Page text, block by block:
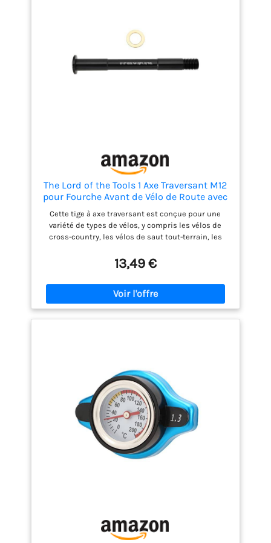
directement après un
court réglage des freins et
remplacement eux-mêmes. 【Durabilité et
stabilité】 La conception de la bande de roulement
épaissie offre une excellente résistance à l'abrasion
et à la perforation, garantissant une conduite sûre
The Lord of the Tools 1 Axe Traversant M12
pour Fourche Avant de Vélo de Route avec
Rondelle pour Vélos Tout-Terrain Vélos de
Descente Vélos de Freeride Vélos de
Gravier 1,5x12x120 Mm
Cette tige à axe traversant est conçue pour une
variété de types de vélos, y compris les vélos de
cross-country, les vélos de saut tout-terrain, les
gravier, les vélos semi-rigides et les vélos de
montagne, garantissant une connexion stable de la
fourche avant dans divers scénarios de conduite. La
taille est de 1,5 x 12 x 120 mm, ce qui permet une
connexion stable et fiable, réduisant ainsi le risque
de desserrage et de tremblement. Veuillez vérifier
en réduisant le bruit et l'usure causés par un jeu
excessif. Vous pouvez l'ajuster vous-même pour voir
si la cale est installée. Doté d'une excellente
résistance et durabilité, il peut résister aux chocs
et vibrations de haute intensité, prolongeant ainsi
la durée de vie du vélo. Par rapport aux systèmes de
fixation rapide traditionnels, la conception de l'axe
traversant offre une plus grande rigidité et moins
13,49 €